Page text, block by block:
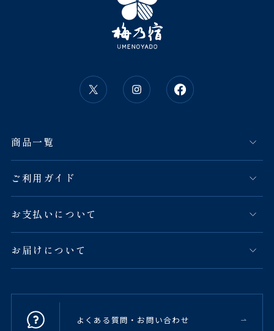
商品一覧
ご利用ガイド
お支払いについて
お届けについて
よくある質問・お問い合わせ